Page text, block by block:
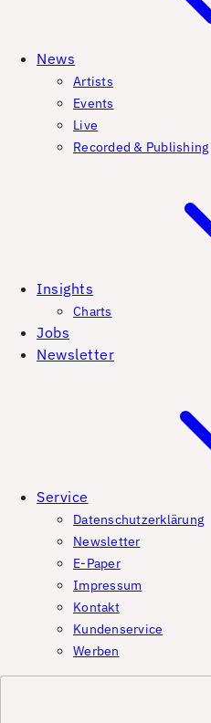
News
Artists
Events
Live
Recorded & Publishing
Insights
Charts
Jobs
Newsletter
Service
Datenschutzerklärung
Newsletter
E-Paper
Impressum
Kontakt
Kundenservice
Werben